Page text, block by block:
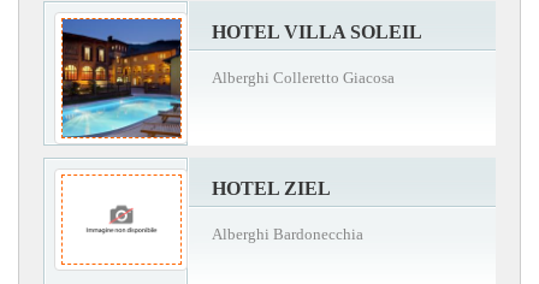
HOTEL VILLA SOLEIL
Alberghi Colleretto Giacosa
HOTEL ZIEL
Alberghi Bardonecchia